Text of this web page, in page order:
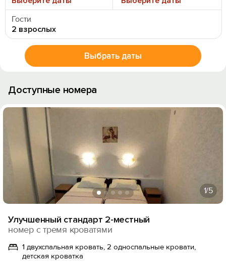
Гости
2 взрослых
Выбрать даты
Доступные номера
1/5
Улучшенный стандарт 2-местный
номер с тремя кроватями
1 двухспальная кровать, 2 односпальные кровати,
детская кроватка